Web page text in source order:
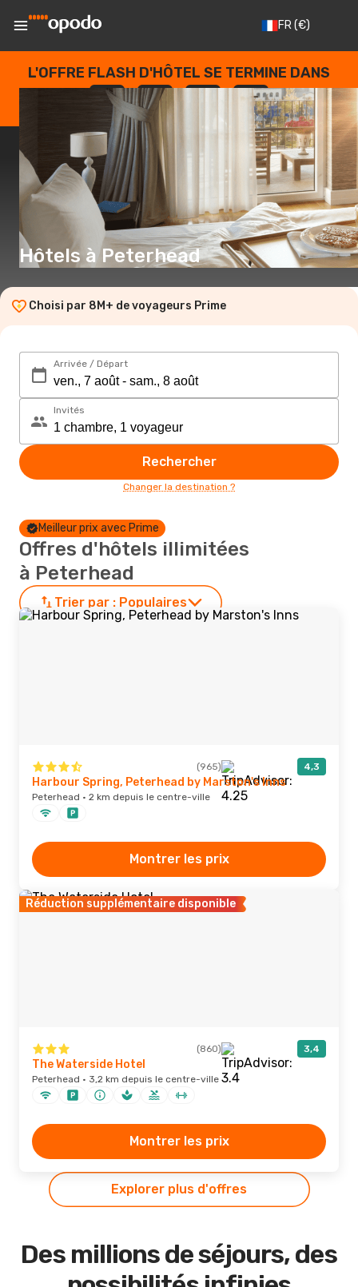
FR(€)
L'OFFRE FLASH D'HÔTEL SE TERMINE DANS
--
JOURS
: --
HEURES
: --
SECONDES
Hôtels à Peterhead
Choisi par 8M+ de voyageurs Prime
Arrivée / Départ
Invités
Rechercher
Changer la destination ?
Meilleur prix avec Prime
Offres d'hôtels illimitées
à Peterhead
Trier par : Populaires
(965) 4,3
Harbour Spring, Peterhead by Marston's Inns
Peterhead · 2 km depuis le centre-ville
Montrer les prix
Réduction supplémentaire disponible
(860) 3,4
The Waterside Hotel
Peterhead · 3,2 km depuis le centre-ville
Montrer les prix
Explorer plus d'offres
Des millions de séjours, des